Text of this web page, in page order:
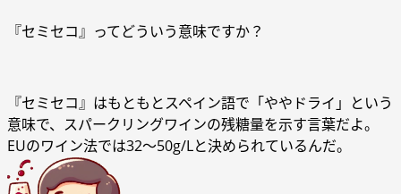
『セミセコ』ってどういう意味ですか？
『セミセコ』はもともとスペイン語で「ややドライ」という
意味で、スパークリングワインの残糖量を示す言葉だよ。
EUのワイン法では32～50g/Lと決められているんだ。